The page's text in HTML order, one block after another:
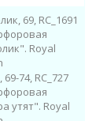
69, RC_1691
Royal
74, RC_727
утят". Royal